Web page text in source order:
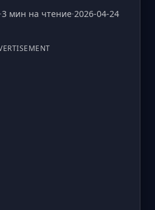
·3 мин на чтение·2026-04-24